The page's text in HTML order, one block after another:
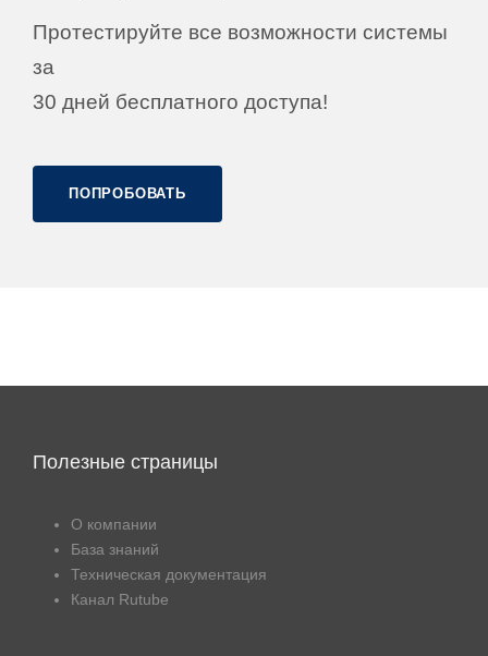
Протестируйте все возможности системы
за
30 дней бесплатного доступа!
ПОПРОБОВАТЬ
Полезные страницы
О компании
База знаний
Техническая документация
Канал Rutube